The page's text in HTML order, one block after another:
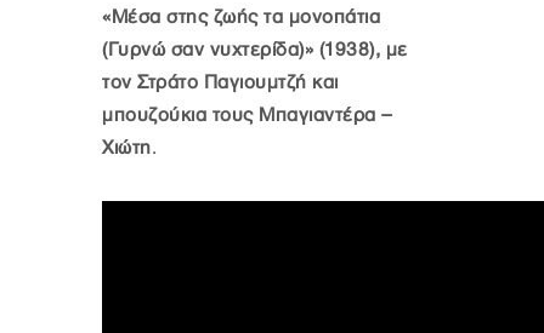
«Μέσα στης ζωής τα μονοπάτια
(Γυρνώ σαν νυχτερίδα)» (1938), με
τον Στράτο Παγιουμτζή και
μπουζούκια τους Μπαγιαντέρα –
Χιώτη.